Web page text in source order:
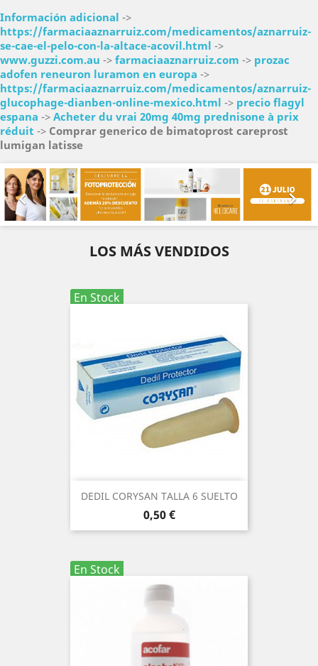
Información adicional ->
https://farmaciaaznarruiz.com/medicamentos/aznarruiz-
se-cae-el-pelo-con-la-altace-acovil.html ->
www.guzzi.com.au -> farmaciaaznarruiz.com -> prozac
adofen reneuron luramon en europa ->
https://farmaciaaznarruiz.com/medicamentos/aznarruiz-
glucophage-dianben-online-mexico.html -> precio flagyl
espana -> Acheter du vrai 20mg 40mg prednisone à prix
réduit -> Comprar generico de bimatoprost careprost
lumigan latisse

Anterior

LOS MÁS VENDIDOS
En Stock
DEDIL CORYSAN TALLA 6 SUELTO
Precio
0,50 €
En Stock